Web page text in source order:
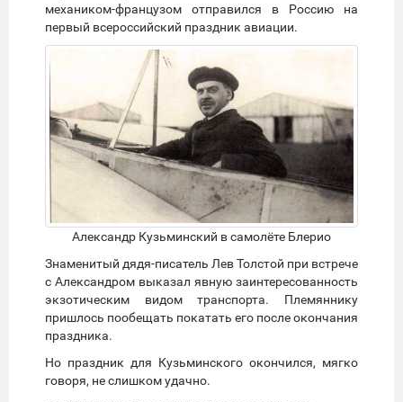
механиком­-французом отправился в Россию на
первый всероссийский праздник авиации.
Александр Кузьминский в самолёте Блерио
Знаменитый дядя-­писатель Лев Толстой при встрече
с Александром выказал явную заинтересованность
экзотическим видом транспорта. Племяннику
пришлось пообещать покатать его после окончания
праздника.
Но праздник для Кузьминского окончился, мягко
говоря, не слишком удачно.